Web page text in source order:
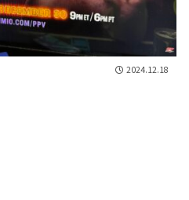
2024.12.18